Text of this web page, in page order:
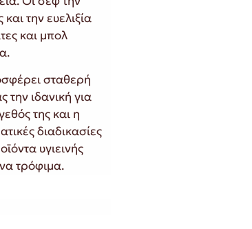
την ευελιξία
και μπολ
σταθερή
την ιδανική για
της και η
διαδικασίες
υγιεινής
τρόφιμα.